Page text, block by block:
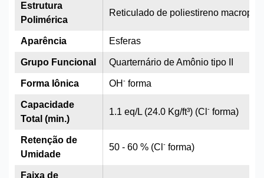
Reticulado de poliestireno
Esferas
Quarternário de Amônio tipo II
OH - forma
1.1 eq/L (24.0 Kg/ft³) (Cl - forma)
50 - 60 % (Cl - forma)
Estrutura
Polimérica
Aparência
Grupo Funcional
Forma Iônica
Capacidade
Total (min.)
Retenção de
Umidade
Faixa de